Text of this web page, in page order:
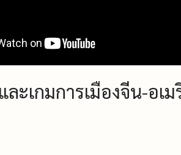
ละเกมการเมืองจีน-อเม